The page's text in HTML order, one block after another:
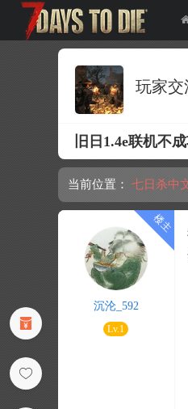
玩家交
旧日1.4e联机不
当前位置： 七日杀中
沉沦_592
Lv.1